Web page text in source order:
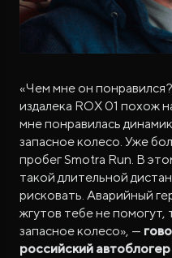
«Чем мне он
издалека ROX 01 похож
мне понравилась
запасное колесо. Уже
пробег Smotra Run. В
такой длительной
рисковать. Аварийный
жгутов тебе не
запасное колесо», —
российский